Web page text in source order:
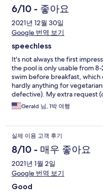
6/10 - 좋아요
2021년 12월 30일
Google 번역 보기
speechless
It's not always the first
the pool is only usable from
swim before breakfast, which
hardly anything for
defective). My extra request
fruit and an avocado was
during the power failure:
lighting!) and the access
function. But the location is
the sea, especially from my
Gerald 님, 1박 여행
실제 이용 고객 후기
8/10 - 매우 좋아요
2021년 1월 2일
Google 번역 보기
Good